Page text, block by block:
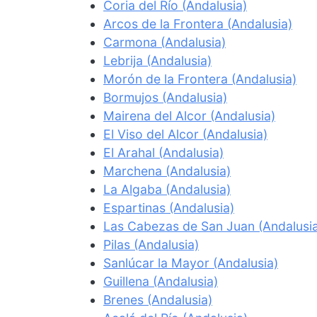
Coria del Río (Andalusia)
Arcos de la Frontera (Andalusia)
Carmona (Andalusia)
Lebrija (Andalusia)
Morón de la Frontera (Andalusia)
Bormujos (Andalusia)
Mairena del Alcor (Andalusia)
El Viso del Alcor (Andalusia)
El Arahal (Andalusia)
Marchena (Andalusia)
La Algaba (Andalusia)
Espartinas (Andalusia)
Las Cabezas de San Juan
Pilas (Andalusia)
Sanlúcar la Mayor (Andalusia)
Guillena (Andalusia)
Brenes (Andalusia)